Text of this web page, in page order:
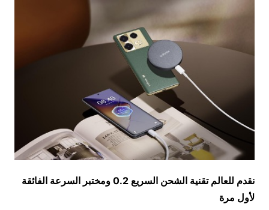
نقدم للعالم تقنية الشحن السريع 0.2 ومختبر السرعة الفائقة
لأول مرة